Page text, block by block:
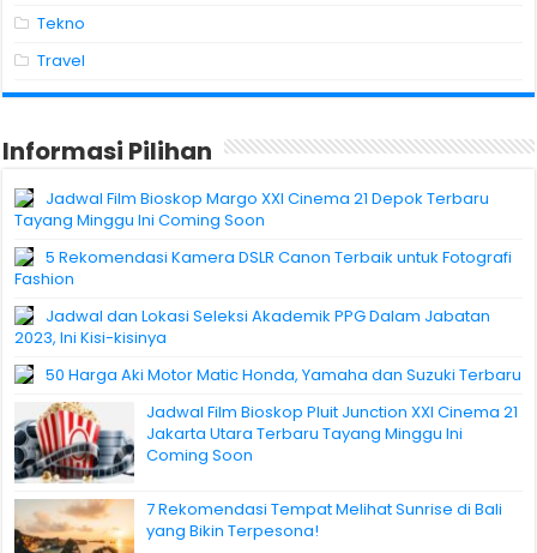
Tekno
Travel
Informasi Pilihan
Jadwal Film Bioskop Margo XXI Cinema 21 Depok Terbaru
Tayang Minggu Ini Coming Soon
5 Rekomendasi Kamera DSLR Canon Terbaik untuk Fotografi
Fashion
Jadwal dan Lokasi Seleksi Akademik PPG Dalam Jabatan
2023, Ini Kisi-kisinya
50 Harga Aki Motor Matic Honda, Yamaha dan Suzuki Terbaru
Jadwal Film Bioskop Pluit Junction XXI Cinema 21
Jakarta Utara Terbaru Tayang Minggu Ini
Coming Soon
7 Rekomendasi Tempat Melihat Sunrise di Bali
yang Bikin Terpesona!